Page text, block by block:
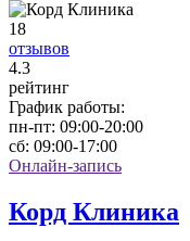
18
отзывов
4.3
рейтинг
График работы:
пн-пт: 09:00-20:00
сб: 09:00-17:00
Онлайн-запись
Корд Клиника